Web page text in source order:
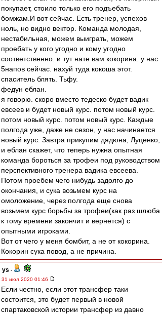
покупает, стоило только его подъебать
бомжам.И вот сейчас. Есть тренер, успехов
ноль, но видно вектор. Команда молодая,
нестабильная, можем выиграть, можем
проебать у кого угодно и кому угодно
соответственно. и тут нате вам кокорина. у нас
5напов сейчас. нахуй туда кокоша этот.
спаситель блять. Тьфу.
федун еблан.
я говорю. скоро вместо тедеско будет вадик
евсеев и будет новый курс. потом новый курс.
потом новый курс. потом новый курс. Каждые
полгода уже, даже не сезон, у нас начинается
новый курс. Завтра прикупим дядюна, Луценко,
и еблан скажет, что теперь нужна опытная
команда бороться за трофеи под руководством
перспективного тренера вадика евсеева.
Потом проебем чего нибудь задолго до
окончания, и сука возьмем курс на
омоложение, через полгода еще снова
возьмем курс борьбы за трофеи(как раз шлюба
к тому времени закончит и вернется) с
опытными игроками.
Вот от чего у меня бомбит, а не от кокорина.
Кокорин сука повод, а не причина.
ys -
31 июл 2020 01:46
Если честно, если этот трансфер таки
состоится, это будет первый в новой
спартаковской истории трансфер из давно